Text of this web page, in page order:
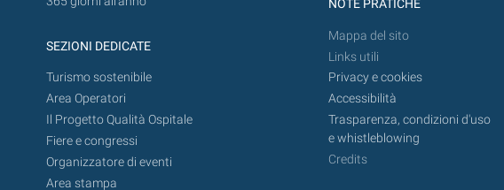
SEZIONI DEDICATE
Turismo sostenibile
Area Operatori
Il Progetto Qualità Ospitale
Fiere e congressi
Organizzatore di eventi
Area stampa
NOTE PRATICHE
Mappa del sito
Links utili
Privacy e cookies
Accessibilità
Trasparenza, condizioni d'uso
e whistleblowing
Credits